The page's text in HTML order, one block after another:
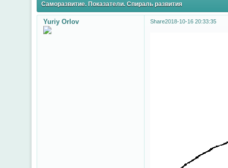
Саморазвитие. Показатели. Спираль развития
Share2018-10-16 20:33:35
Yuriy Orlov